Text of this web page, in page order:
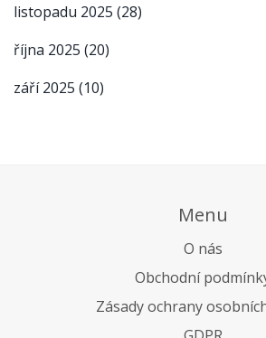
listopadu 2025 (28)
října 2025 (20)
září 2025 (10)
Menu
O nás
Obchodní
Zásady ochrany